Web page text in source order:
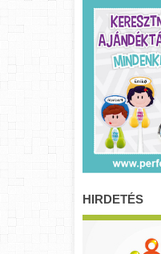
HIRDETÉS